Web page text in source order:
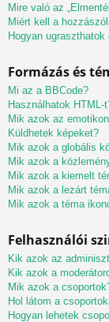
Mire való az
Miért kell a
Hogyan
Formázás és
Mi az a BBCode?
Használhatok HTML-
Mik azok az
Küldhetek képeket?
Mik azok a globális
Mik azok a
Mik azok a kiemelt
Mik azok a lezárt
Mik azok a téma
Felhasználói
Kik azok az
Kik azok a
Mik azok a
Hol látom a
Hogyan lehetek